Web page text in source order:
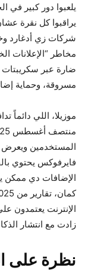
يلعبوا دور كبير في
يراقبوا كل نقرة
شركات زي أدغارد
ضارة عبر
مسروقة، وحماية
موزيلا، اللي دائماً
المستخدمين ويعرض
فايرفوكس يحتوي
الإضافات دي ممكن
الإنترنت يعتمدون
زادت مع انتشار
نظرة على